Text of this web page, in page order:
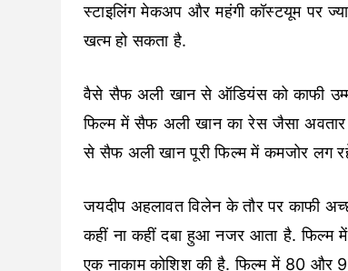
स्टाइलिंग मेकअप और महंगी कॉस्टयूम पर
खत्म हो सकता है.
वैसे सैफ अली खान से ऑडियंस को काफी
फिल्म में सैफ अली खान का रेस जैसा
से सैफ अली खान पूरी फिल्म में कमजोर लग
जयदीप अहलावत विलेन के तौर पर काफी
कहीं ना कहीं दबा हुआ नजर आता है. फिल्म
एक नाकाम कोशिश की है. फिल्म में 80 और